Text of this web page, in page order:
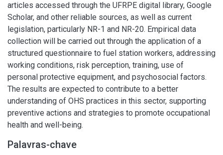
articles accessed through the UFRPE digital library, Google
Scholar, and other reliable sources, as well as current
legislation, particularly NR-1 and NR-20. Empirical data
collection will be carried out through the application of a
structured questionnaire to fuel station workers, addressing
working conditions, risk perception, training, use of
personal protective equipment, and psychosocial factors.
The results are expected to contribute to a better
understanding of OHS practices in this sector, supporting
preventive actions and strategies to promote occupational
health and well-being.
Palavras-chave